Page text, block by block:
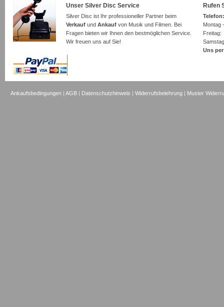
Unser Silver Disc Service
Silver Disc ist Ihr professioneller Partner beim
Verkauf und Ankauf von Musik und Filmen. Bei
Fragen bieten wir Ihnen den bestmöglichen Service.
Wir freuen uns auf Sie!
Rufen
Montag
Uns
Ankaufsbedingungen |AGB | Datenschutzhinweis |Widerrufsbelehrung | Muster